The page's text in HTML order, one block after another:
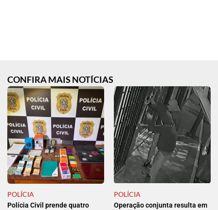
CONFIRA MAIS NOTÍCIAS
POLÍCIA
Polícia Civil prende quatro
POLÍCIA
Operação conjunta resulta em